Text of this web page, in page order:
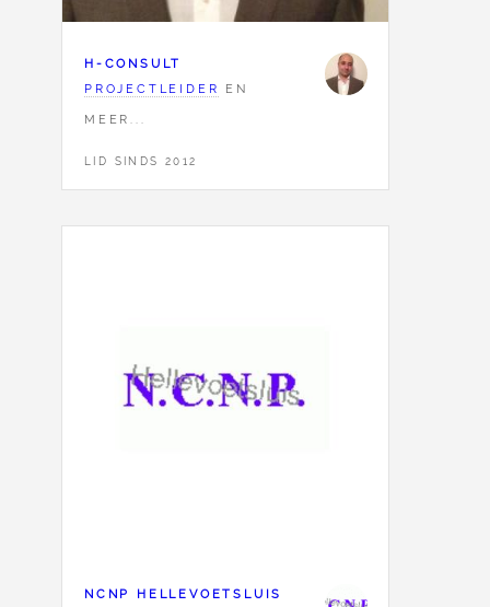
H-CONSULT
PROJECTLEIDER
EN
MEER...
LID SINDS 2012
NCNP HELLEVOETSLUIS